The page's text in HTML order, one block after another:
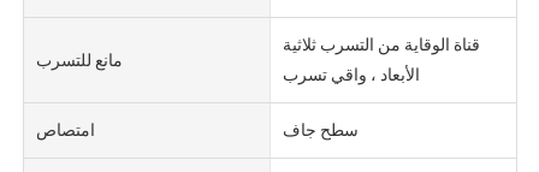
مانع للتسرب
قناة الوقاية من التسرب ثلاثية
الأبعاد ، واقي تسرب
امتصاص سطح جاف